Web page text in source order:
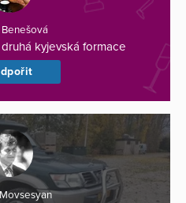
kyjevská formace